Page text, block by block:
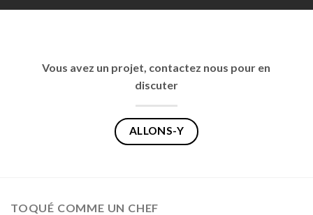
Vous avez un projet, contactez nous pour en
discuter
ALLONS-Y
TOQUÉ COMME UN CHEF